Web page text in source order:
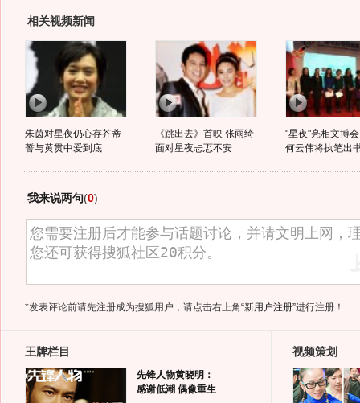
相关视频新闻
朱茵对星夜仍心存芥蒂
誓与黄贯中爱到底
《跳出去》首映 张雨绮
面对星夜忐忑不安
"星夜"亮相文博
何云伟将执笔出
我来说两句(0)
*发表评论前请先注册成为搜狐用户，请点击右上角“新用户注册”进行注册！
王牌栏目
先锋人物黄晓明：
感谢低潮 偶像重生
视频策划